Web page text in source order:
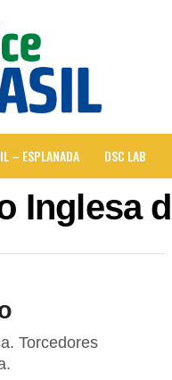
– ESPLANADA DSC LAB
Inglesa
Torcedores